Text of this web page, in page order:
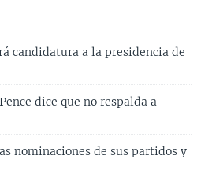
candidatura a la presidencia de
dice que no respalda a
nominaciones de sus partidos y